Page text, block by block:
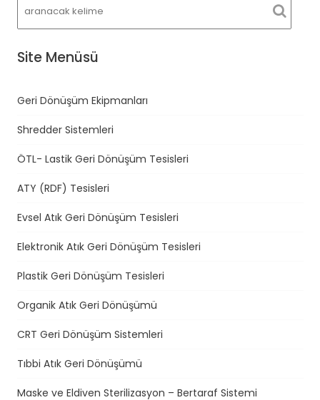
Site Menüsü
Geri Dönüşüm Ekipmanları
Shredder Sistemleri
ÖTL- Lastik Geri Dönüşüm Tesisleri
ATY (RDF) Tesisleri
Evsel Atık Geri Dönüşüm Tesisleri
Elektronik Atık Geri Dönüşüm Tesisleri
Plastik Geri Dönüşüm Tesisleri
Organik Atık Geri Dönüşümü
CRT Geri Dönüşüm Sistemleri
Tıbbi Atık Geri Dönüşümü
Maske ve Eldiven Sterilizasyon – Bertaraf Sistemi